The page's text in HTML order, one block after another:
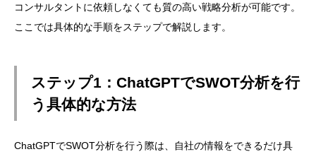
コンサルタントに依頼しなくても質の高い戦略分析が可能です。
ここでは具体的な手順をステップで解説します。
ステップ1：ChatGPTでSWOT分析を行
う具体的な方法
ChatGPTでSWOT分析を行う際は、自社の情報をできるだけ具